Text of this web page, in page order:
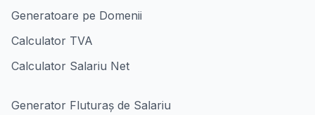
Generatoare pe Domenii
Calculator TVA
Calculator Salariu Net
Generator Fluturaș de Salariu